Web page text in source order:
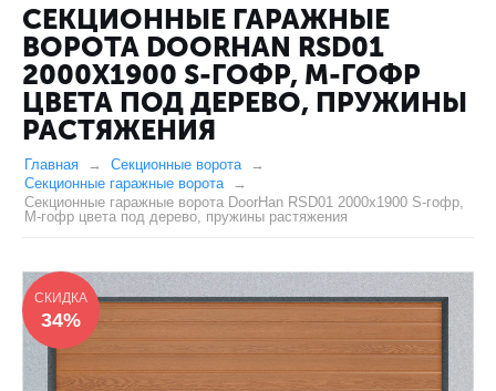
СЕКЦИОННЫЕ ГАРАЖНЫЕ
ВОРОТА DOORHAN RSD01
2000X1900 S-ГОФР, M-ГОФР
ЦВЕТА ПОД ДЕРЕВО, ПРУЖИНЫ
РАСТЯЖЕНИЯ
Главная
Секционные ворота
Секционные гаражные ворота
Секционные гаражные ворота DoorHan RSD01 2000x1900 S-гофр,
M-гофр цвета под дерево, пружины растяжения
СКИДКА
34%